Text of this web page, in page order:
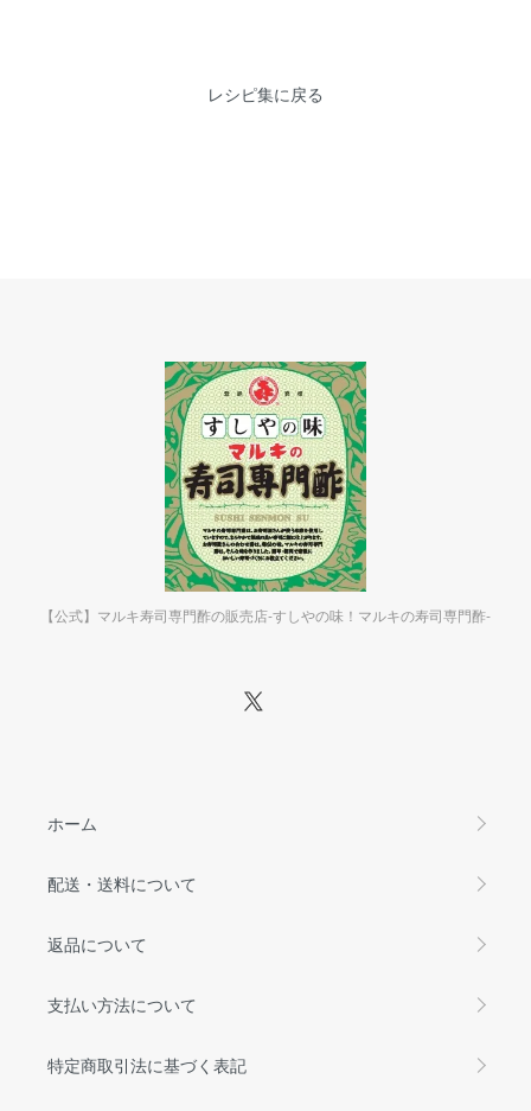
レシピ集に戻る
【公式】マルキ寿司専門酢の販売店-すしやの味！マルキの寿司専門酢-
ホーム
配送・送料について
返品について
支払い方法について
特定商取引法に基づく表記